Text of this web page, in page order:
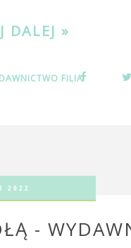
DALEJ »
FILIA
2022
-